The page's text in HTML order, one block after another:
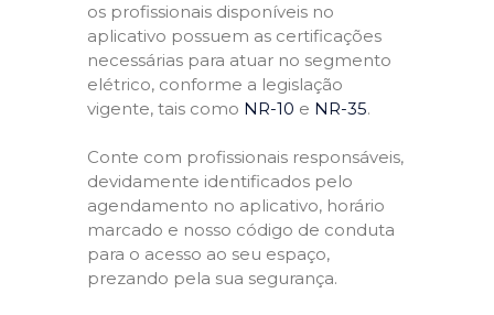
os profissionais disponíveis no
aplicativo possuem as certificações
necessárias para atuar no segmento
elétrico, conforme a legislação
vigente, tais como NR-10 e NR-35.
Conte com profissionais responsáveis,
devidamente identificados pelo
agendamento no aplicativo, horário
marcado e nosso código de conduta
para o acesso ao seu espaço,
prezando pela sua segurança.